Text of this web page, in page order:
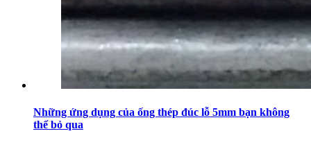
Những ứng dụng của ống thép đúc lỗ 5mm bạn không
thể bỏ qua